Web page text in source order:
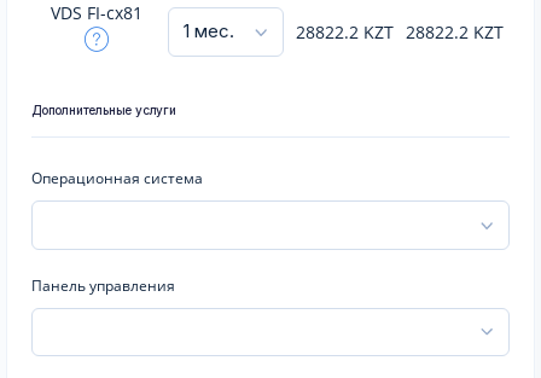
VDS FI-cx81
28822.2 KZT 28822.2 KZT
Дополнительные услуги
Операционная система
Панель управления